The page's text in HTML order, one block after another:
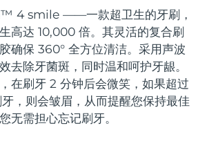
4 smile ——一款超卫生的牙刷，
高达 10,000 倍。其灵活的复合刷
确保 360° 全方位清洁。采用声波
去除牙菌斑，同时温和呵护牙龈。
在刷牙 2 分钟后会微笑，如果超过
，则会皱眉，从而提醒您保持最佳
无需担心忘记刷牙。
4 套装
aging massage
4 Plus
LED heating
2 套装
toning
2 go
toning on-the-go
3 套装
口腔护理
4
理
预计送达日期 8/8/26
预计送达日期8/14/26
哥维那 预计送达日期 8/11/26
预计送达日期8/13/26